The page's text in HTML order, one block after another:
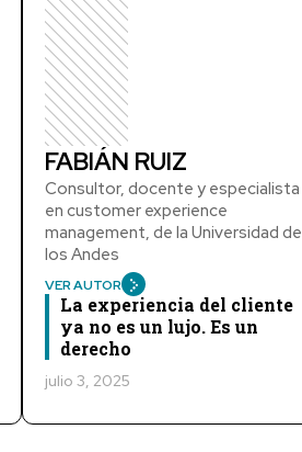
FABIÁN RUIZ
Consultor, docente y especialista
en customer experience
management, de la Universidad de
los Andes
VER AUTOR
La experiencia del cliente
ya no es un lujo. Es un
derecho
julio 3, 2025